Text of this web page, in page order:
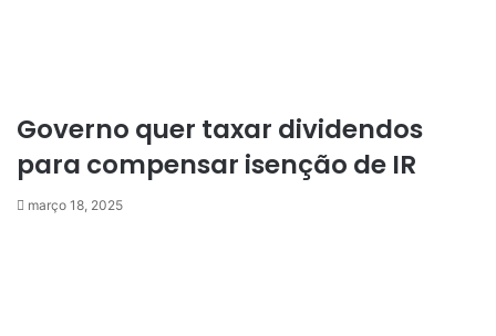
Governo quer taxar dividendos
para compensar isenção de IR
março 18, 2025